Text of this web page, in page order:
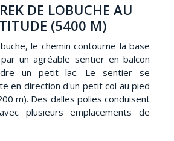
DE LOBUCHE AU
(5400 M)
le chemin contourne la base
un agréable sentier en balcon
un petit lac. Le sentier se
en direction d'un petit col au pied
m). Des dalles polies conduisent
plusieurs emplacements de